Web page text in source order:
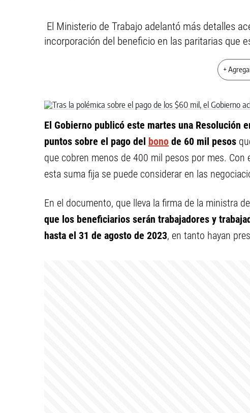
El Ministerio de Trabajo adelantó más detalles
incorporación del beneficio en las paritarias que
+
El Gobierno publicó este martes una Resolución
puntos sobre el pago del bono de 60 mil pesos
que cobren menos de 400 mil pesos por mes.
esta suma fija se puede considerar en las
En el documento, que lleva la firma de la ministra
que los beneficiarios serán trabajadores y
hasta el 31 de agosto de 2023, en tanto hayan